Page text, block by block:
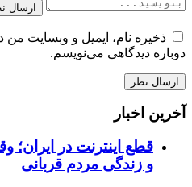
ارسال
ذخیره نام، ایمیل و وبسایت
دوباره دیدگاهی می‌نویسم.
آخرین اخبار
قطع اینترنت در ایران؛
و زندگی مردم قربانی